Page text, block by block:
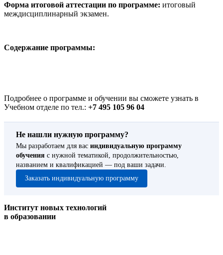
Форма итоговой аттестации по программе: итоговый
междисциплинарный экзамен.
Содержание программы:
Подробнее о программе и обучении вы сможете узнать в
Учебном отделе по тел.: +7 495 105 96 04
Не нашли нужную программу?
Мы разработаем для вас индивидуальную программу
обучения с нужной тематикой, продолжительностью,
названием и квалификацией — под ваши задачи.
Заказать индивидуальную программу
Институт новых технологий
в образовании